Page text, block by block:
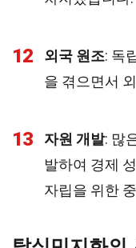
12 외국 원조: 독
을 겪으면서
13 자원 개발: 많
발하여 경제
자립을 위한